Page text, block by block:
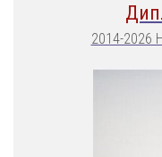
2014-2026